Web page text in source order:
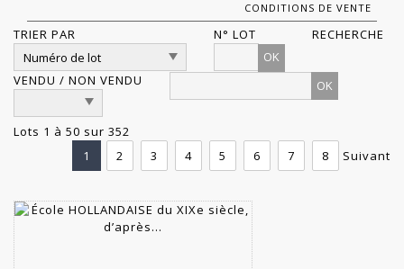
CONDITIONS DE VENTE
TRIER PAR
N° LOT
OK
VENDU / NON VENDU
RECHERCHE
Lots 1 à 50 sur 352
1
2 3 4 5 6 7 8 Suivant